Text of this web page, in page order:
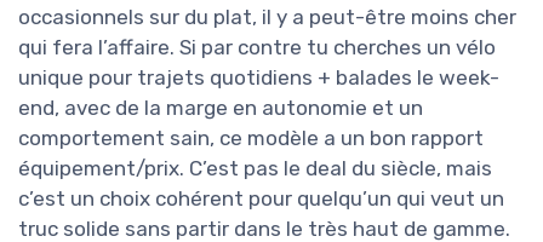
occasionnels sur du plat, il y a peut-être moins cher
qui fera l’affaire. Si par contre tu cherches un vélo
unique pour trajets quotidiens + balades le week-
end, avec de la marge en autonomie et un
comportement sain, ce modèle a un bon rapport
équipement/prix. C’est pas le deal du siècle, mais
c’est un choix cohérent pour quelqu’un qui veut un
truc solide sans partir dans le très haut de gamme.